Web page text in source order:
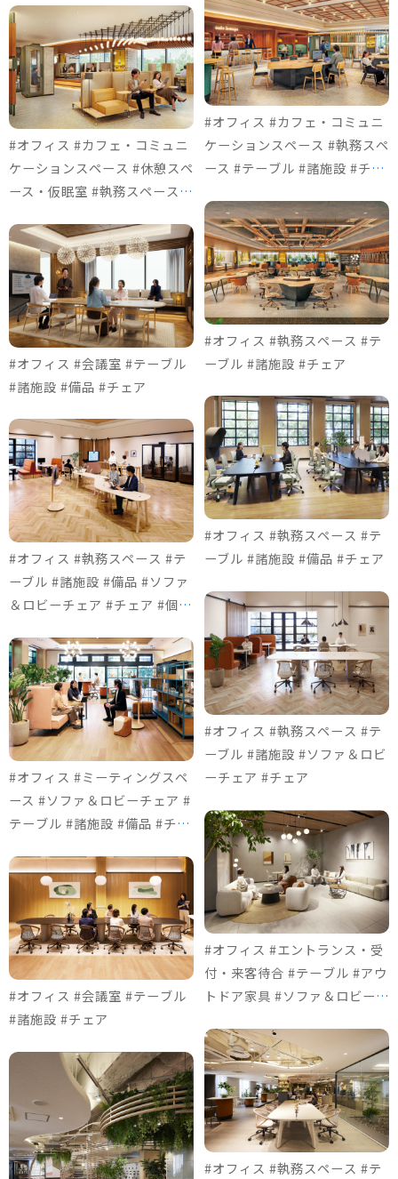
ビーチェア #チェア
#オフィス #カフェ・コミュニ
ケーションスペース #休憩スペ
ース・仮眠室 #執務スペース #
#チェア #個室ブース
#オフィス #会議室 #テーブル
#諸施設 #備品 #チェア
#オフィス #執務スペース #テ
ーブル #諸施設 #備品 #ソファ
＆ロビーチェア #チェア #個室
#オフィス #ミーティングスペ
ース #ソファ＆ロビーチェア #
テーブル #諸施設 #備品 #チェ
#オフィス #会議室 #テーブル
#諸施設 #チェア
#オフィス #カフェ・コミュニ
ケーションスペース #執務スペ
ース #テーブル #諸施設 #チェ
#オフィス #執務スペース #テ
ーブル #諸施設 #チェア
#オフィス #執務スペース #テ
ーブル #諸施設 #備品 #チェア
#オフィス #執務スペース #テ
ーブル #諸施設 #ソファ＆ロビ
ーチェア #チェア
#オフィス #エントランス・受
付・来客待合 #テーブル #アウ
トドア家具 #ソファ＆ロビーチ
#オフィス #執務スペース #テ